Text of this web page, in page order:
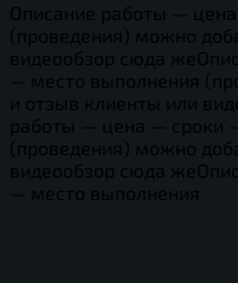
Описание работы —
(проведения) можно
видеообзор сюда
— место выполнения
и отзыв клиенты или
работы — цена — сроки
(проведения) можно
видеообзор сюда
— место выполнения